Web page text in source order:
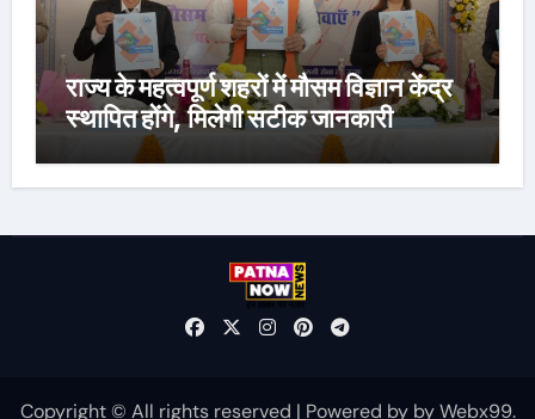
राज्य के महत्वपूर्ण शहरों में मौसम विज्ञान केंद्र
स्थापित होंगे, मिलेगी सटीक जानकारी
Copyright © All rights reserved | Powered by byWebx99.